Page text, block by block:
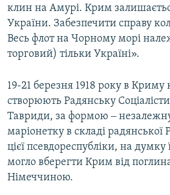
клин на Амурі. Крим
України. Забезпечити справу
Весь флот на Чорному морі
торговий) тільки Україні».
19-21 березня 1918 року в Криму
створюють Радянську
Тавриди, за формою ‒
маріонетку в складі радянської
цієї псевдореспубліки, на думку
могло вберегти Крим від
Німеччиною.